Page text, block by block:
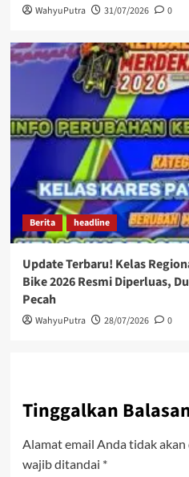
WahyuPutra 31/07/2026 0
Berita headline
Update Terbaru! Kelas
Bike 2026 Resmi Diperluas,
Pecah
WahyuPutra 28/07/2026 0
Tinggalkan
Alamat email Anda tidak akan
wajib ditandai *